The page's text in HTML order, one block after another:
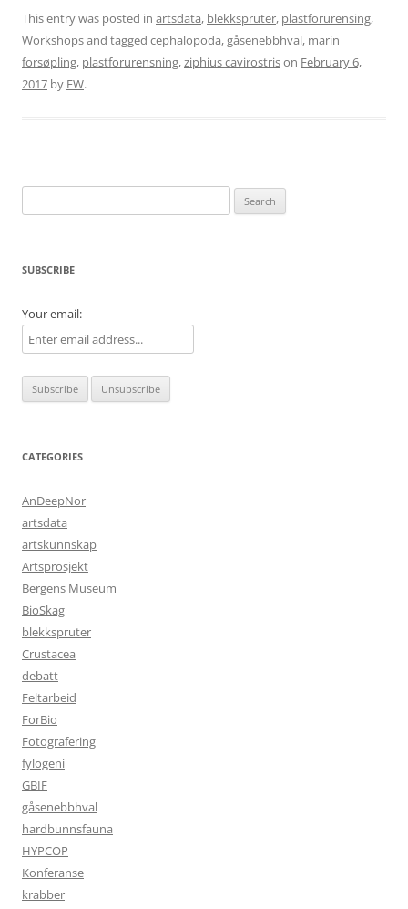
This entry was posted in artsdata, blekkspruter, plastforurensing,
Workshopsand tagged cephalopoda,gåsenebbhval, marin
forsøpling, plastforurensning,ziphius cavirostrison February 6,
2017 by EW.
for:
SUBSCRIBE
Your email:
CATEGORIES
AnDeepNor
artsdata
artskunnskap
Artsprosjekt
Bergens Museum
BioSkag
blekkspruter
Crustacea
debatt
Feltarbeid
ForBio
Fotografering
fylogeni
GBIF
gåsenebbhval
hardbunnsfauna
HYPCOP
Konferanse
krabber